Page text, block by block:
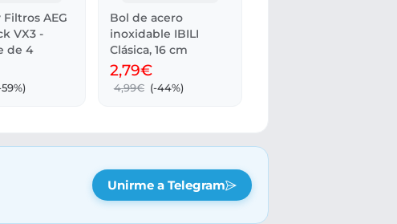
Filtros AEG
VX3 -
de 4
59%)
Bol de acero
inoxidable IBILI
Clásica, 16 cm
2,79€
4,99€ (-44%)
Unirme a Telegram